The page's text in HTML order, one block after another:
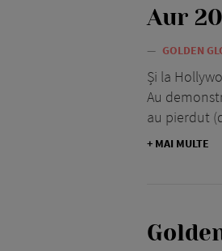
Aur
— GOLDEN
Și la
Au
au pierdut
+ MAI MULTE